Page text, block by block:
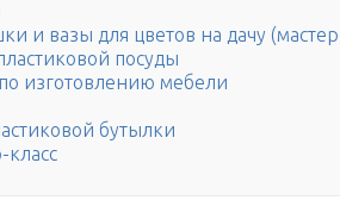
и вазы для цветов на дачу
посуды
изготовлению мебели
бутылки
класс